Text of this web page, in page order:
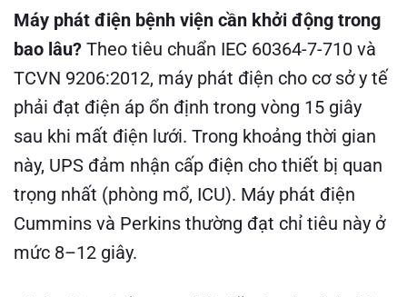
Máy phát điện bệnh viện cần khởi động trong
bao lâu? Theo tiêu chuẩn IEC 60364-7-710 và
TCVN 9206:2012, máy phát điện cho cơ sở y tế
phải đạt điện áp ổn định trong vòng 15 giây
sau khi mất điện lưới. Trong khoảng thời gian
này, UPS đảm nhận cấp điện cho thiết bị quan
trọng nhất (phòng mổ, ICU). Máy phát điện
Cummins và Perkins thường đạt chỉ tiêu này ở
mức 8–12 giây.